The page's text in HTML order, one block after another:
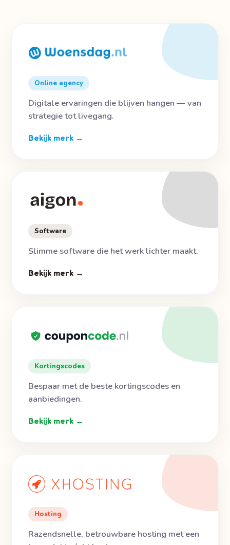
Online agency
Digitale ervaringen die blijven hangen — van
strategie tot livegang.
Bekijk merk →
Software
Slimme software die het werk lichter maakt.
Bekijk merk →
Kortingscodes
Bespaar met de beste kortingscodes en
aanbiedingen.
Bekijk merk →
Hosting
Razendsnelle, betrouwbare hosting met een